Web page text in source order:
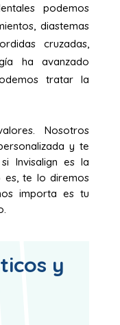
podemos
diastemas
cruzadas,
ha avanzado
tratar la
Nosotros
y te
Invisalign es la
te lo diremos
importa es tu
y